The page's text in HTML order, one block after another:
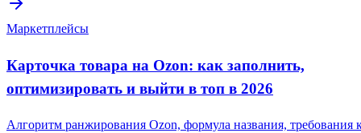
Маркетплейсы
Карточка товара на Ozon: как заполнить,
оптимизировать и выйти в топ в 2026
Алгоритм ранжирования Ozon, формула названия, требования